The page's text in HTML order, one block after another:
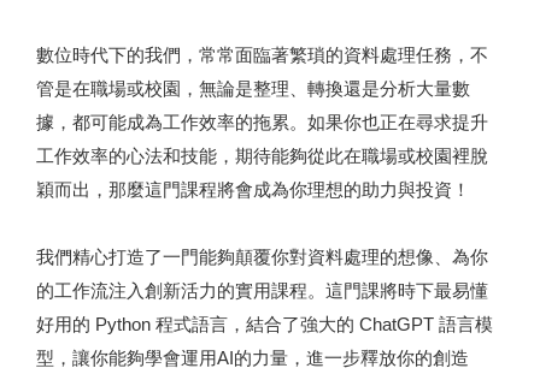
數位時代下的我們，常常面臨著繁瑣的資料處理任務，不
管是在職場或校園，無論是整理、轉換還是分析大量數
據，都可能成為工作效率的拖累。如果你也正在尋求提升
工作效率的心法和技能，期待能夠從此在職場或校園裡脫
穎而出，那麼這門課程將會成為你理想的助力與投資！
我們精心打造了一門能夠顛覆你對資料處理的想像、為你
的工作流注入創新活力的實用課程。這門課將時下最易懂
好用的 Python 程式語言，結合了強大的 ChatGPT 語言模
型，讓你能夠學會運用AI的力量，進一步釋放你的創造